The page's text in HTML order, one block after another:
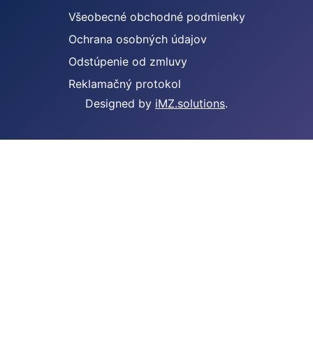
Všeobecné obchodné podmienky
Ochrana osobných údajov
Odstúpenie od zmluvy
Reklamačný protokol
Designed by iMZ.solutions.